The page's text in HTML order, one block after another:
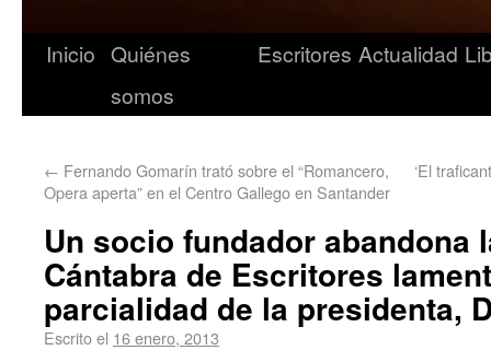
Inicio Quiénes
somos
Escritores Actualidad
← Fernando Gomarín trató sobre el “Romancero,
Opera aperta” en el Centro Gallego en Santander
‘El
Un socio fundador abandona
Cántabra de Escritores
parcialidad de la presidenta,
Escrito el 16 enero, 2013